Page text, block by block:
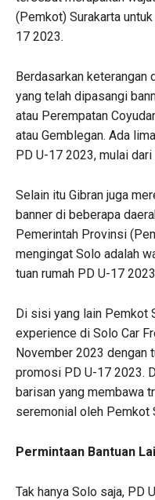
(Pemkot) Surakarta
17 2023.
Berdasarkan keterangan
yang telah dipasangi
atau Perempatan
atau Gemblegan. Ada
PD U-17 2023, mulai
Selain itu Gibran juga
banner di beberapa
Pemerintah Provinsi
mengingat Solo adalah
tuan rumah PD U-17
Di sisi yang lain Pemkot
experience di Solo Car
November 2023 dengan
promosi PD U-17 2023.
barisan yang membawa
seremonial oleh Pemkot
Permintaan Bantuan
Tak hanya Solo saja, PD